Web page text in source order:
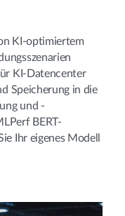
KI-optimiertem
KI-Datencenter
Speicherung in die
und -
BERT-
Ihr eigenes Modell